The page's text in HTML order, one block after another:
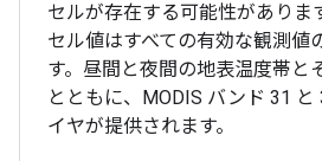
セルが存在する可能性がありま
セル値はすべての有効な観測値
す。昼間と夜間の地表温度帯と
とともに、MODIS バンド 31
イヤが提供されます。